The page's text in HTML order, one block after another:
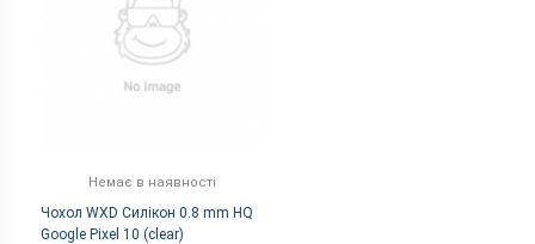
Немає в наявності
Чохол WXD Силікон 0.8 mm HQ
Google Pixel 10 (clear)